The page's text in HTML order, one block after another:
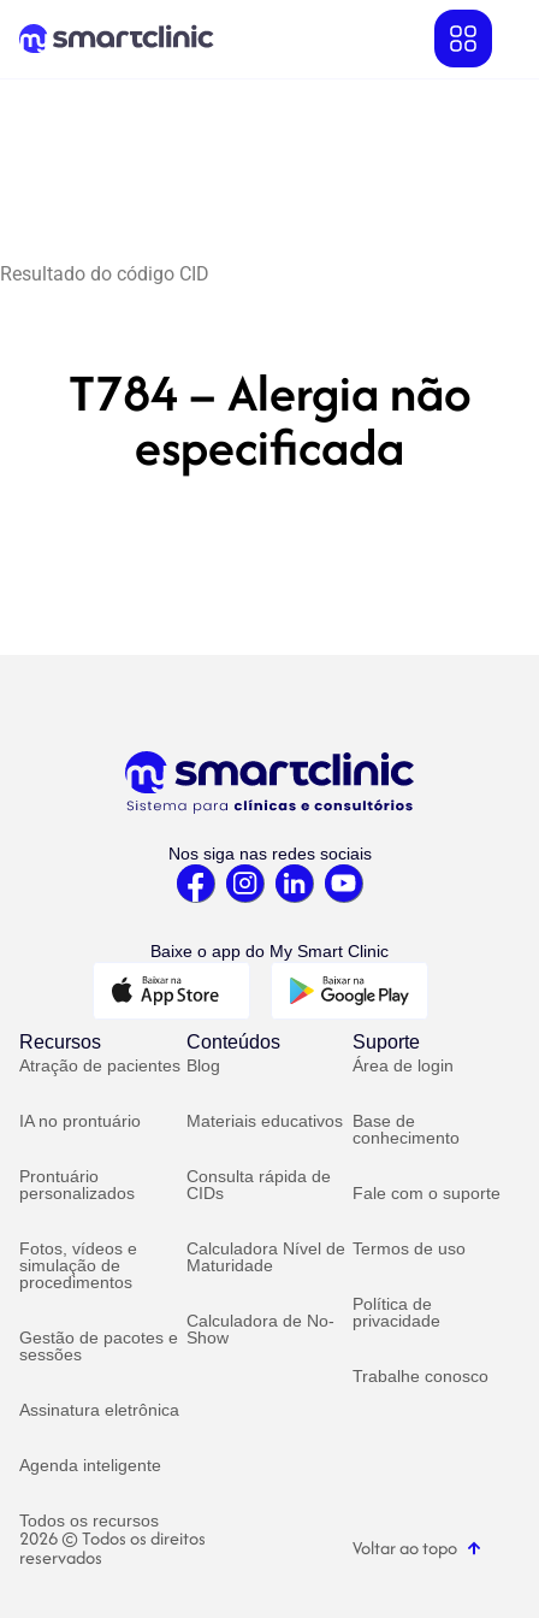
Resultado do código CID
T784 – Alergia não
especificada
Nos siga nas redes sociais
Baixe o app do My Smart Clinic
Recursos
Atração de pacientes
IA no prontuário
Prontuário
personalizados
Fotos, vídeos e
simulação de
procedimentos
Gestão de pacotes e
sessões
Assinatura eletrônica
Agenda inteligente
Todos os recursos
Conteúdos
Blog
Materiais educativos
Consulta rápida de
CIDs
Calculadora Nível de
Maturidade
Calculadora de No-
Show
Suporte
Área de login
Base de
conhecimento
Fale com o suporte
Termos de uso
Política de
privacidade
Trabalhe conosco
2026 © Todos os direitos
reservados Voltar ao topo